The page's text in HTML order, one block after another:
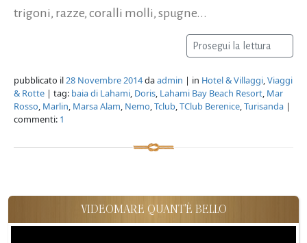
trigoni, razze, coralli molli, spugne...
Prosegui la lettura
pubblicato il28 Novembre 2014daadmin | in Hotel & Villaggi,Viaggi
& Rotte | tag: baia di Lahami, Doris, Lahami Bay Beach Resort, Mar
Rosso, Marlin, Marsa Alam, Nemo,Tclub,TClub Berenice,Turisanda |
commenti: 1
VIDEOMARE QUANT'È BELLO